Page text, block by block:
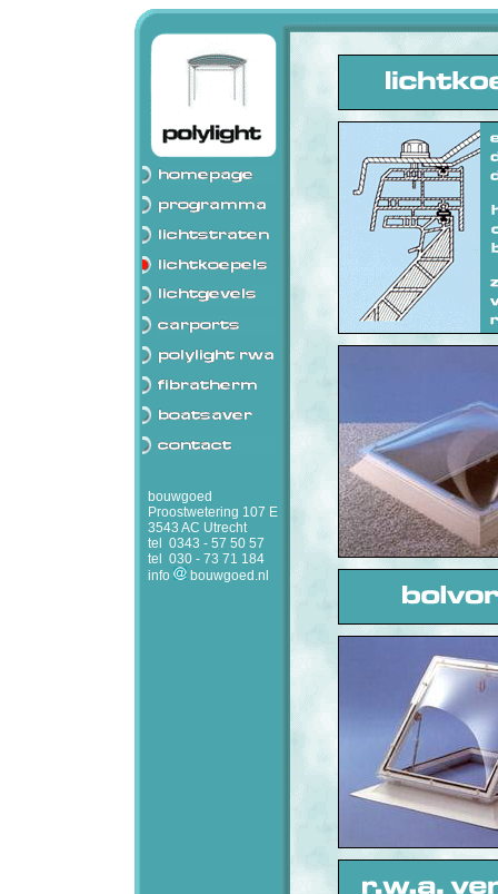
bouwgoed
Proostwetering 107 E
3543 AC Utrecht
tel
0343 - 57 50 57
tel
030 - 73 71 184
info
bouwgoed.nl